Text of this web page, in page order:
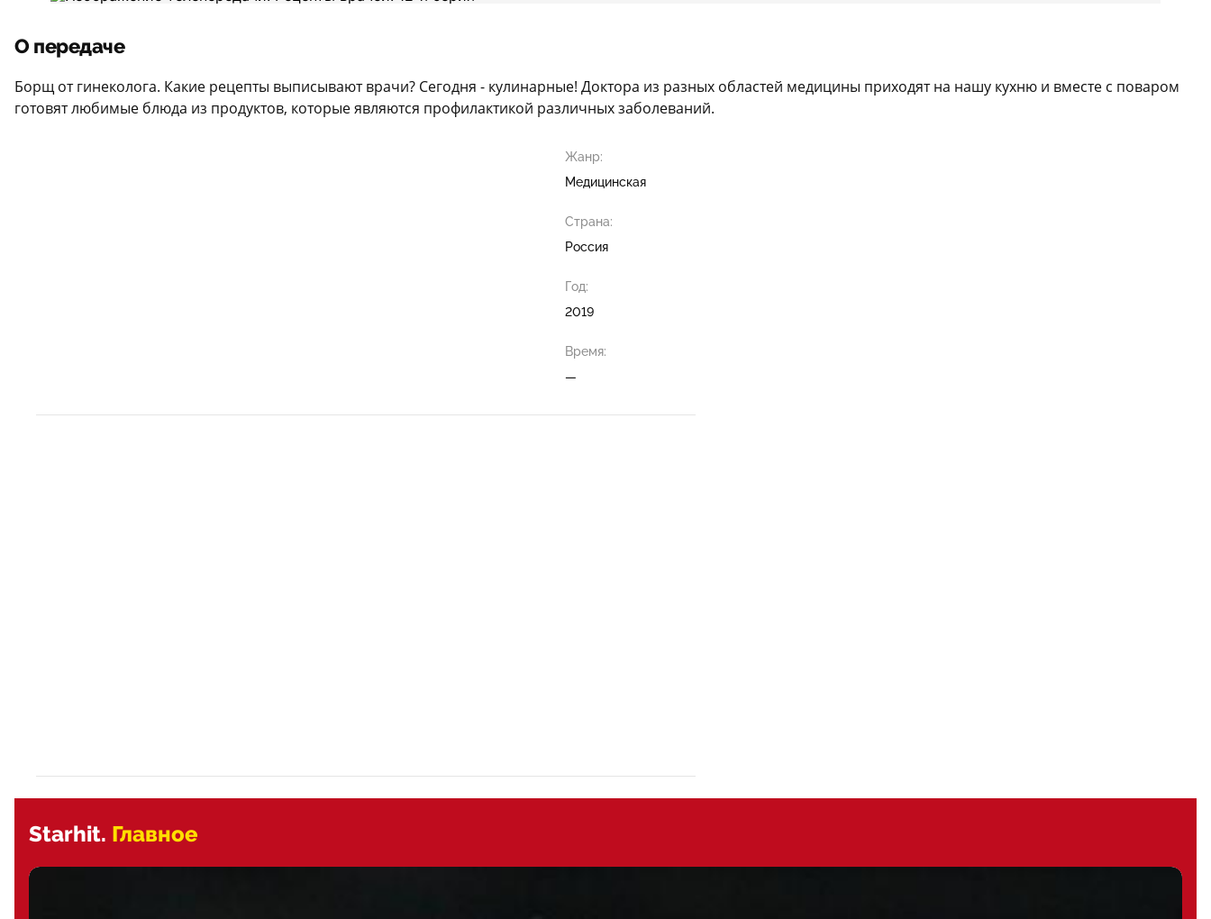
О передаче
Борщ от гинеколога. Какие рецепты выписывают врачи? Сегодня - кулинарные! Доктора из разных областей медицины приходят на нашу кухню и вместе с поваром
готовят любимые блюда из продуктов, которые являются профилактикой различных заболеваний.
Жанр:
Медицинская
Страна:
Россия
Год:
2019
Время:
—
Starhit. Главное